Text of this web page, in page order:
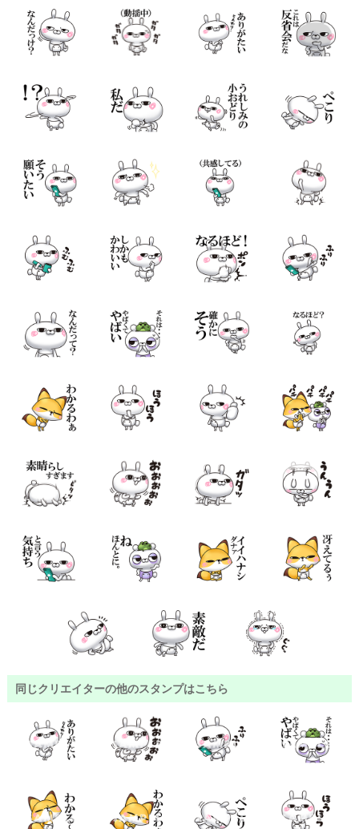
同じクリエイターの他のスタンプはこちら